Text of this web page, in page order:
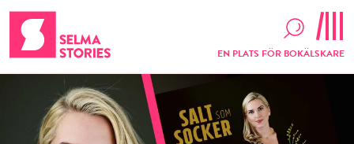
EN PLATS FÖR BOKÄLSKARE